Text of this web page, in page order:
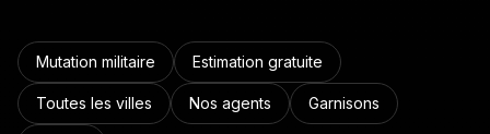
Mutation militaire Estimation gratuite
Toutes les villes Nos agents Garnisons